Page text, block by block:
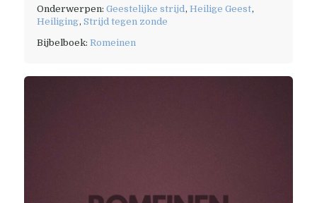
Onderwerpen: Geestelijke strijd, Heilige Geest,
Heiliging, Strijd tegen zonde
Bijbelboek: Romeinen